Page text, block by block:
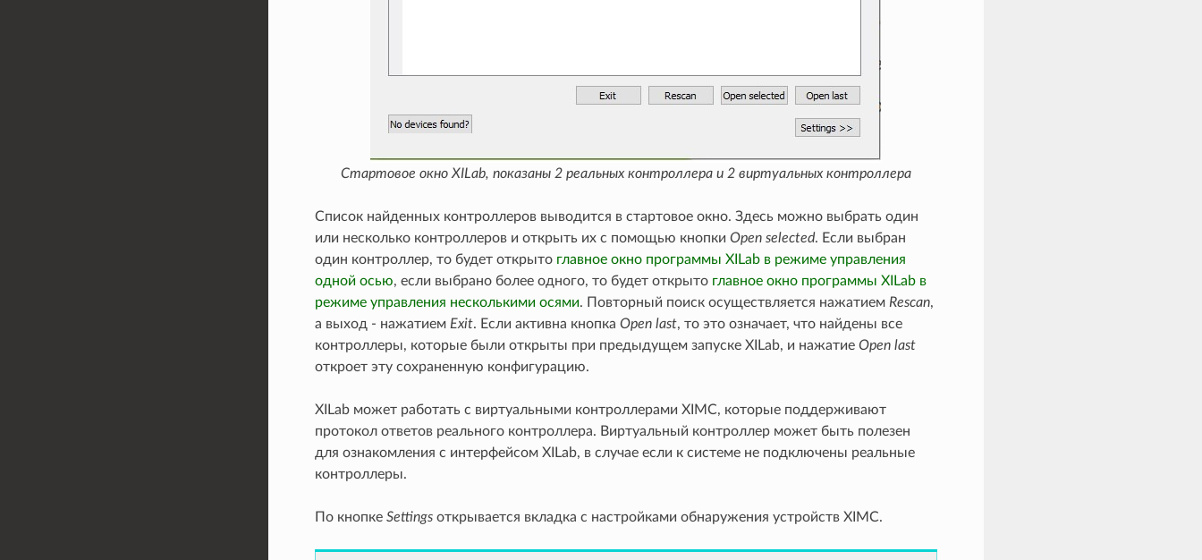
Стартовое окно XILab, показаны 2 реальных контроллера и 2 виртуальных контроллера
Список найденных контроллеров выводится в стартовое окно. Здесь можно выбрать один
или несколько контроллеров и открыть их с помощью кнопки Open selected. Если выбран
один контроллер, то будет открыто главное окно программы XILab в режиме управления
одной осью, если выбрано более одного, то будет открыто главное окно программы XILab в
режиме управления несколькими осями. Повторный поиск осуществляется нажатием Rescan,
а выход - нажатием Exit. Если активна кнопка Open last, то это означает, что найдены все
контроллеры, которые были открыты при предыдущем запуске XILab, и нажатие Open last
откроет эту сохраненную конфигурацию.
XILab может работать с виртуальными контроллерами XIMC, которые поддерживают
протокол ответов реального контроллера. Виртуальный контроллер может быть полезен
для ознакомления с интерфейсом XILab, в случае если к системе не подключены реальные
контроллеры.
По кнопке Settingsоткрывается вкладка с настройками обнаружения устройств XIMC.